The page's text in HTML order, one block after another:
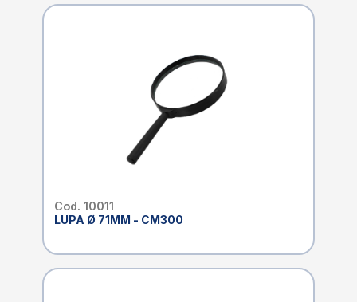
Cod. 10011
LUPA Ø 71MM - CM300